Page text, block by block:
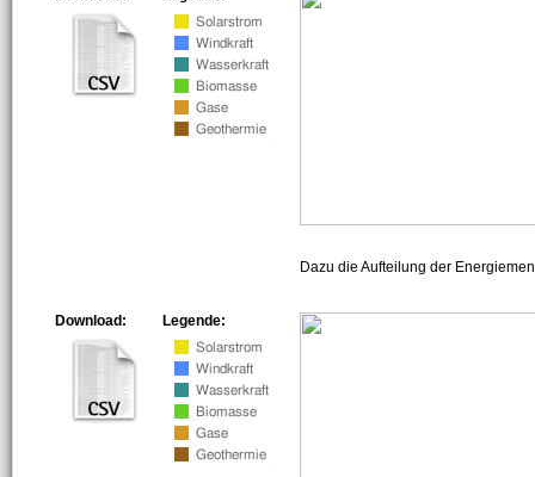
Dazu die Aufteilung der
Legende:
Download: